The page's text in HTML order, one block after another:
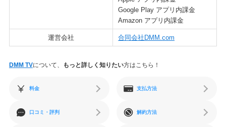
Google Play アプリ内課金
Amazon アプリ内課金
運営会社 合同会社DMM.com
DMM TVについて、 もっと詳しく知りたい方はこちら！
料金 支払方法
口コミ・評判 解約方法